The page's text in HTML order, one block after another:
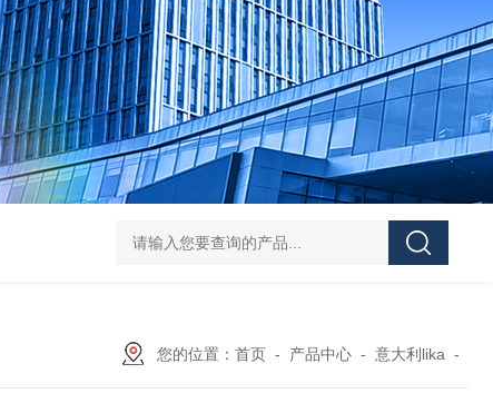
asutec ASU-
您的位置： 首页 - 产品中心 - 意大利lika -